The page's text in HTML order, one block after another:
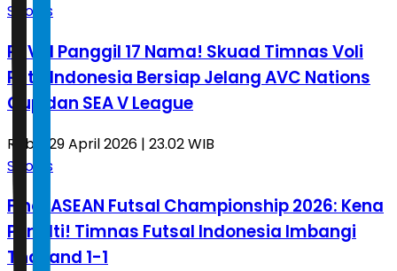
Sports
PBVSI Panggil 17 Nama! Skuad Timnas Voli
Putri Indonesia Bersiap Jelang AVC Nations
Cup dan SEA V League
Rabu, 29 April 2026 | 23.02 WIB
Sports
Final ASEAN Futsal Championship 2026: Kena
Penalti! Timnas Futsal Indonesia Imbangi
Thailand 1-1